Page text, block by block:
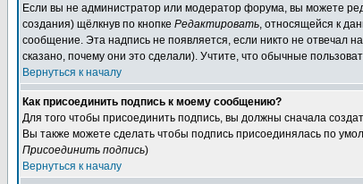
Если вы не администратор или модератор форума, вы можете
создания) щёлкнув по кнопке Редактировать, относящейся к
сообщение. Эта надпись не появляется, если никто не отвечал
сказано, почему они это сделали). Учтите, что обычные
Вернуться к началу
Как присоединить подпись к моему сообщению?
Для того чтобы присоединить подпись, вы должны сначала
Вы также можете сделать чтобы подпись присоединялась по
Присоединить подпись)
Вернуться к началу